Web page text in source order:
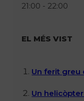
21:00 - 22:00
EL MÉS VIST
Un ferit greu
Un